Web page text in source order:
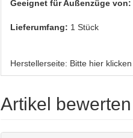
Geeignet für Außenzüge von:
Lieferumfang: 1 Stück
Herstellerseite: Bitte hier klicken
Artikel bewerten